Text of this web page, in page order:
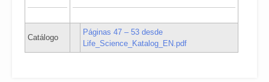
Catálogo
Páginas 47 – 53 desde
Life_Science_Katalog_EN.pdf